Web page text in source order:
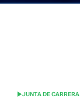
POSTED
JUNTA DE CARRERA